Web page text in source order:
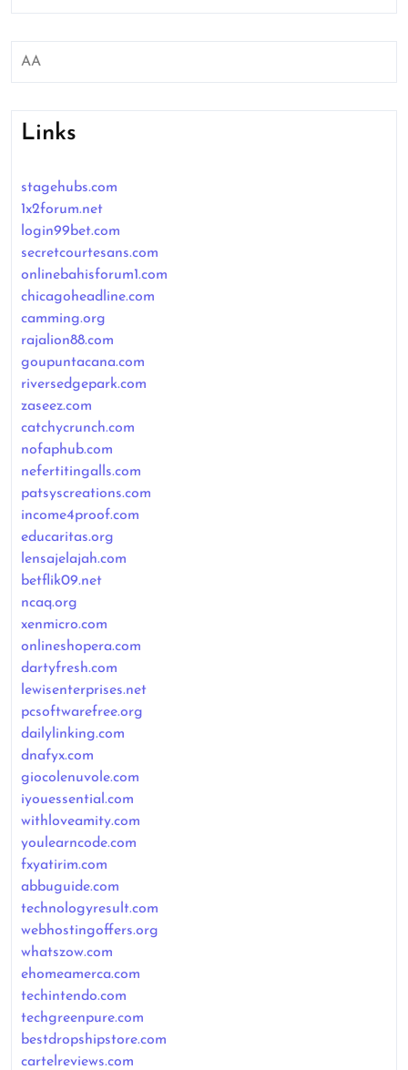
AA
Links
stagehubs.com
1x2forum.net
login99bet.com
secretcourtesans.com
onlinebahisforum1.com
chicagoheadline.com
camming.org
rajalion88.com
goupuntacana.com
riversedgepark.com
zaseez.com
catchycrunch.com
nofaphub.com
nefertitingalls.com
patsyscreations.com
income4proof.com
educaritas.org
lensajelajah.com
betflik09.net
ncaq.org
xenmicro.com
onlineshopera.com
dartyfresh.com
lewisenterprises.net
pcsoftwarefree.org
dailylinking.com
dnafyx.com
giocolenuvole.com
iyouessential.com
withloveamity.com
youlearncode.com
fxyatirim.com
abbuguide.com
technologyresult.com
webhostingoffers.org
whatszow.com
ehomeamerca.com
techintendo.com
techgreenpure.com
bestdropshipstore.com
cartelreviews.com